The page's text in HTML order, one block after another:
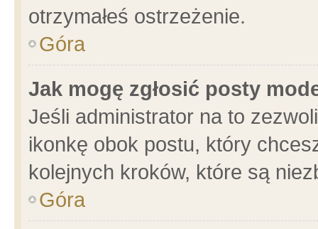
otrzymałeś ostrzeżenie.
Góra
Jak mogę zgłosić posty
Jeśli administrator na to
ikonkę obok postu, który
kolejnych kroków, które są
Góra